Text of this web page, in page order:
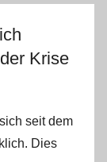
Krise
seit dem
Dies